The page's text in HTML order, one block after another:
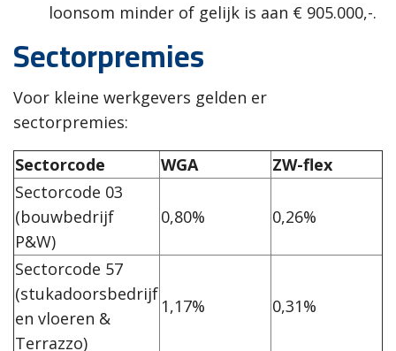
loonsom minder of gelijk is aan € 905.000,-.
Sectorpremies
Voor kleine werkgevers gelden er
sectorpremies:
Sectorcode
WGA
ZW-flex
Sectorcode 03
(bouwbedrijf
P&W)
0,80% 0,26%
Sectorcode 57
(stukadoorsbedrijf
en vloeren &
Terrazzo)
1,17% 0,31%